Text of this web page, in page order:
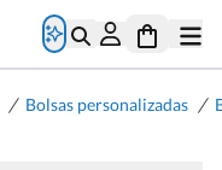
/ Bolsas personalizadas /